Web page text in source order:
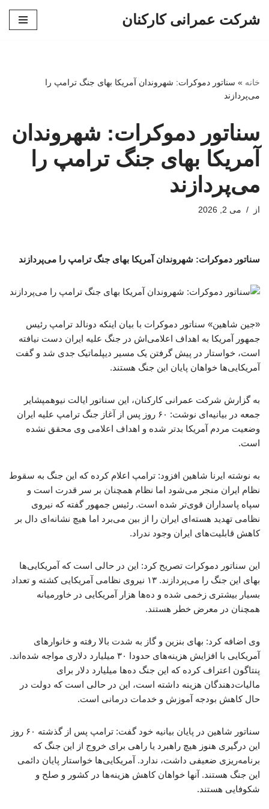
شرکت عمرانی کارکنان
خانه » سناتور دموکرات: شهروندان آمریکا بهای جنگ ترامپ را
می‌پردازند
سناتور دموکرات: شهروندان
آمریکا بهای جنگ ترامپ را
می‌پردازند
از می 2, 2026
سناتور دموکرات: شهروندان آمریکا بهای جنگ ترامپ را می‌پردازند
«جین شاهین» سناتور دموکرات با بیان اینکه دونالد ترامپ رئیس
جمهور آمریکا به اهداف اعلامی‌اش در جنگ علیه ایران دست نیافته
است، خواستار در پیش گرفتن یک مسیر دیپلماتیک جدی شد و گفت
آمریکایی‌ها خواهان پایان این جنگ هستند.
به گزارش شرکت عمرانی کارکنان، این سناتور ایالت نیوهمپشایر
جمعه در بیانیه‌ای نوشت: ۶۰ روز پس از آغاز جنگ ترامپ علیه ایران
وضعیت مردم آمریکا بدتر شده و اهداف اعلامی وی محقق نشده
است.
به نوشته ایرنا شاهین افزود: ترامپ اعلام کرده که این جنگ به سقوط
نظام ایران منجر می‌شود اما نظام همچنان بر سر قدرت است و
سپاه پاسداران قوی‌تر شده است. رئیس جمهور گفته که نیروی
نظامی تهدید هسته‌ای ایران را از بین می‌برد اما هیچ نشانه‌ای دال بر
کاهش قابلیت‌های ایران وجود ندراد.
این سناتور دموکرات تصریح کرد: این در حالی است که آمریکایی‌ها
بهای این جنگ را می‌پردازند. ۱۳ نیروی نظامی آمریکایی کشته و تعداد
بسیار بیشتری زخمی شده و ده‌ها هزار آمریکایی در خاورمیانه
همچنان در معرض خطر هستند.
وی اضافه کرد: بهای بنزین و گاز به شدت بالا رفته و خانوارهای
آمریکایی با افزایش هزینه‌های حدودا ۳۰ میلیارد دلاری مواجه شده‌اند.
پنتاگون اعتراف کرده که این جنگ ده‌ها میلیارد دلار برای
مالیات‌دهندگان هزینه داشته است، این در حالی است که دولت در
حال کاهش بودجه آموزش و خدمات درمانی است.
سناتور شاهین در پایان بیانیه خود گفت: ترامپ پس از گذشته ۶۰ روز
این درگیری هنوز هیچ راهبرد یا راهی برای خروج از این جنگ که
برنامه‌ریزی ضعیفی داشت، ندارد. آمریکایی‌ها خواستار پایان دائمی
این جنگ هستند. آنها خواهان کاهش هزینه‌ها در کشور و صلح و
شکوفایی هستند.